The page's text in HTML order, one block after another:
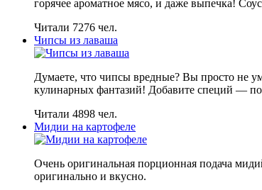
горячее ароматное мясо, и даже выпечка!
Читали 7276 чел.
Чипсы из лаваша
Думаете, что чипсы вредные? Вы просто не
кулинарных фантазий! Добавите специй —
Читали 4898 чел.
Мидии на картофеле
Очень оригинальная порционная подача
оригинально и вкусно.